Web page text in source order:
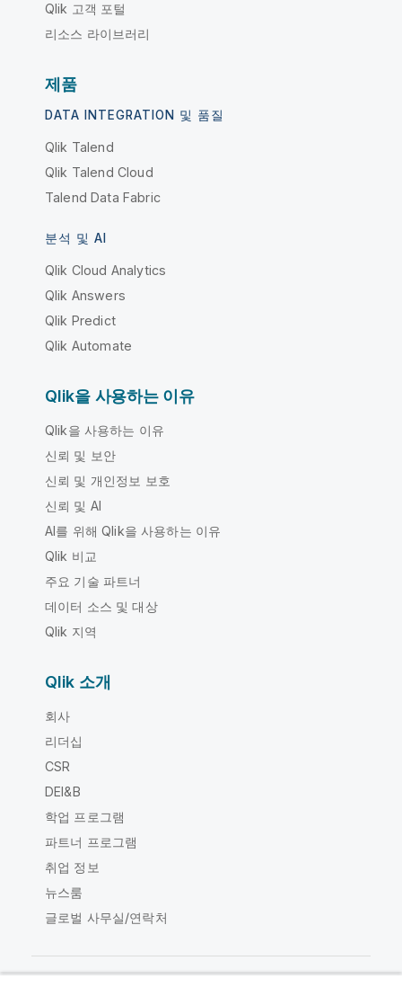
Qlik 고객 포털
리소스 라이브러리
제품
DATA INTEGRATION 및 품질
Qlik Talend
Qlik Talend Cloud
Talend Data Fabric
분석 및 AI
Qlik Cloud Analytics
Qlik Answers
Qlik Predict
Qlik Automate
Qlik을 사용하는 이유
Qlik을 사용하는 이유
신뢰 및 보안
신뢰 및 개인정보 보호
신뢰 및 AI
AI를 위해 Qlik을 사용하는 이유
Qlik 비교
주요 기술 파트너
데이터 소스 및 대상
Qlik 지역
Qlik 소개
회사
리더십
CSR
DEI&B
학업 프로그램
파트너 프로그램
취업 정보
뉴스룸
글로벌 사무실/연락처